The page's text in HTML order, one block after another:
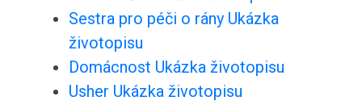
Sestra pro péči o rány Ukázka
životopisu
Domácnost Ukázka životopisu
Usher Ukázka životopisu